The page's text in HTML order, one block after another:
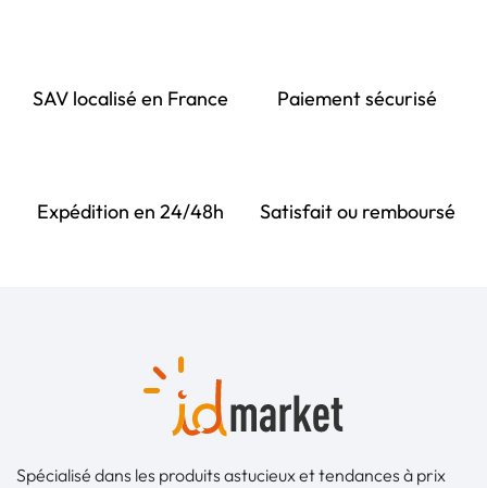
SAV localisé en France Paiement sécurisé
Expédition en 24/48h Satisfait ou remboursé
Spécialisé dans les produits astucieux et tendances à prix